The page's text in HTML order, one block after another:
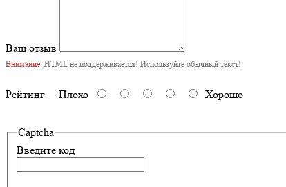
Ваш отзыв
Внимание: HTML не поддерживается! Используйте обычный текст!
Рейтинг Плохо Хорошо
Captcha
Введите код